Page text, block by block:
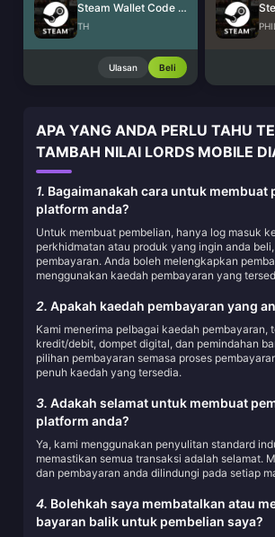
Steam Wallet Code (THB)
TH
Ulasan Beli
APA YANG ANDA PERLU TAHU
TAMBAH NILAI LORDS MOBILE
1. Bagaimanakah cara untuk membuat
platform anda?
Untuk membuat pembelian, hanya log masuk
perkhidmatan atau produk yang ingin anda
pembayaran. Anda boleh melengkapkan
menggunakan kaedah pembayaran yang
2. Apakah kaedah pembayaran yang
Kami menerima pelbagai kaedah pembayaran,
kredit/debit, dompet digital, dan pemindahan
pilihan pembayaran semasa proses
penuh kaedah yang tersedia.
3. Adakah selamat untuk membuat
platform anda?
Ya, kami menggunakan penyulitan standard
memastikan semua transaksi adalah selamat.
dan pembayaran anda dilindungi pada setiap
4. Bolehkah saya membatalkan atau
bayaran balik untuk pembelian saya?